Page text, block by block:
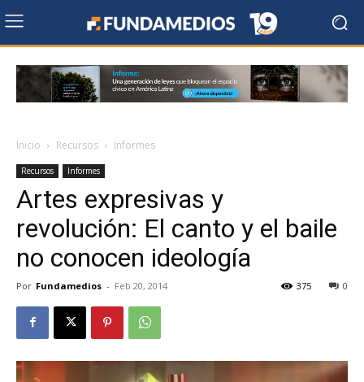
Inicio Recursos Informes
Recursos Informes
Artes expresivas y
revolución: El canto y el baile
no conocen ideología
Por Fundamedios - Feb 20, 2014 0
375